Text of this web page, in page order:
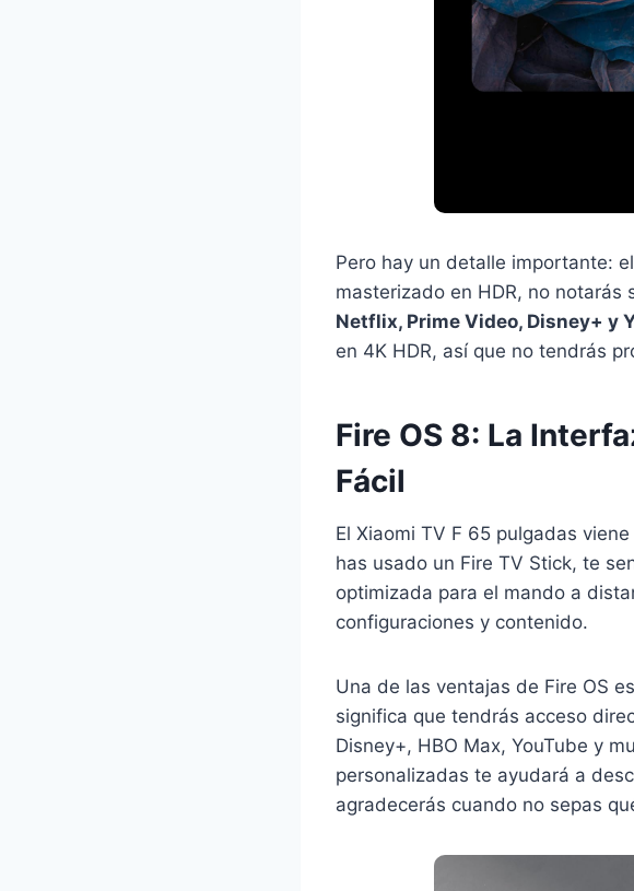
Pero hay un detalle importante:
masterizado en HDR, no
Netflix, Prime Video, Disney+ y
en 4K HDR, así que no tendrás
Fire OS 8: La
Fácil
El Xiaomi TV F 65 pulgadas viene
has usado un Fire TV Stick, te
optimizada para el mando a
configuraciones y contenido.
Una de las ventajas de Fire OS
significa que tendrás acceso
Disney+, HBO Max, YouTube y
personalizadas te ayudará a
agradecerás cuando no sepas